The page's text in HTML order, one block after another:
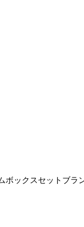
ボックスセット ブラ